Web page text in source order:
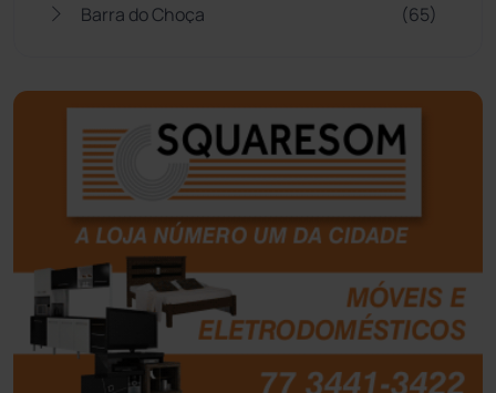
Barra do Choça (65)
Bom Jesus da Lapa (505)
Boquira (152)
Botuporã
Brasil (7679)
Brumado (31951)